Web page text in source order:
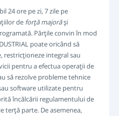
24 ore pe zi, 7 zile pe
de forţă majorăşi
Părţile convin în mod
poate oricând să
restricţioneze integral sau
pentru a efectua operaţii de
să rezolve probleme tehnice
software utilizate pentru
încălcării regulamentului de
terţă parte. De asemenea,